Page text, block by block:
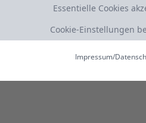
uns gespeichert sind
Essentielle Cookies
Cookie-Einstellungen
Impressum/